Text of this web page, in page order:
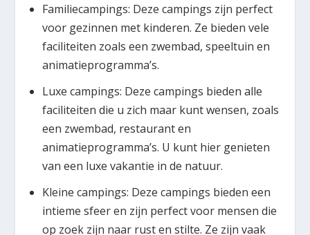
Familiecampings: Deze campings zijn perfect
voor gezinnen met kinderen. Ze bieden vele
faciliteiten zoals een zwembad, speeltuin en
animatieprogramma’s.
Luxe campings: Deze campings bieden alle
faciliteiten die u zich maar kunt wensen, zoals
een zwembad, restaurant en
animatieprogramma’s. U kunt hier genieten
van een luxe vakantie in de natuur.
Kleine campings: Deze campings bieden een
intieme sfeer en zijn perfect voor mensen die
op zoek zijn naar rust en stilte. Ze zijn vaak